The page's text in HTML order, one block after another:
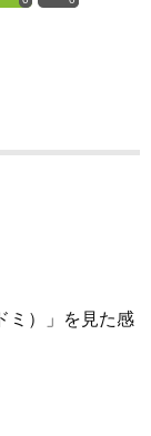
ミ）」を見た感